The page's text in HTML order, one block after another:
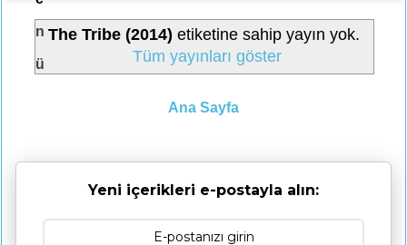
n
ü
The Tribe (2014) etiketine sahip yayın yok.
Tüm yayınları göster
Ana Sayfa
Yeni içerikleri e-postayla alın: